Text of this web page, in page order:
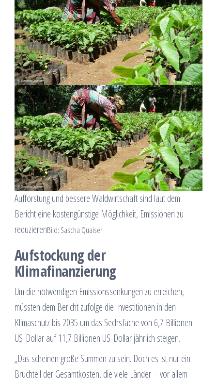
Aufforstung und bessere Waldwirtschaft sind laut dem
Bericht eine kostengünstige Möglichkeit, Emissionen zu
reduzierenBild: Sascha Quaiser
Aufstockung der
Klimafinanzierung
Um die notwendigen Emissionssenkungen zu erreichen,
müssten dem Bericht zufolge die Investitionen in den
Klimaschutz bis 2035 um das Sechsfache von 6,7 Billionen
US-Dollar auf 11,7 Billionen US-Dollar jährlich steigen.
„Das scheinen große Summen zu sein. Doch es ist nur ein
Bruchteil der Gesamtkosten, die viele Länder – vor allem